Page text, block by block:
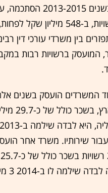
המקומיות בשנים 2013-
שמסרו הרשויות, ב-548
בין משרדי עורכי דין
המועסק ברשויות רבות